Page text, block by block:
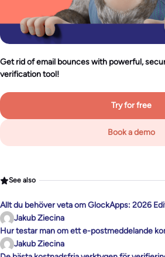
Get rid of email bounces with powerful,
verification tool!
Try for free
Book a demo
See also
Allt du behöver veta om GlockApps: 2026
Jakub Ziecina
Hur testar man om ett e-postmeddelande
Jakub Ziecina